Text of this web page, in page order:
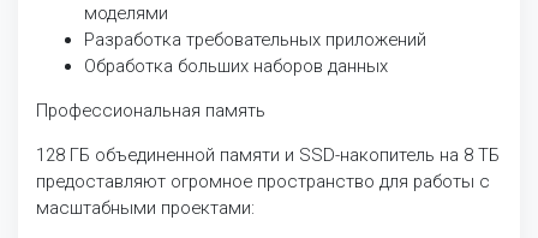
моделями
Разработка требовательных приложений
Обработка больших наборов данных
Профессиональная память
128 ГБ объединенной памяти и SSD-накопитель на 8 ТБ
предоставляют огромное пространство для работы с
масштабными проектами: